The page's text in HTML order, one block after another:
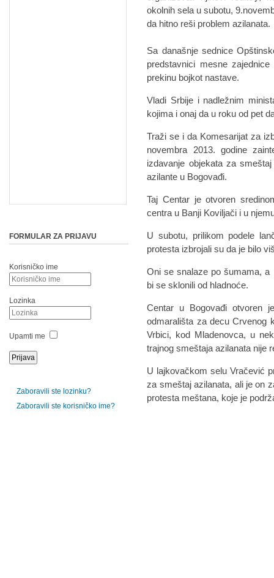
okolnih sela u subotu,
da hitno reši problem azilanata.
Sa današnje sednice
predstavnici mesne
prekinu bojkot nastave.
Vladi Srbije i nadležnim
kojima i onaj da u roku od pet
Traži se i da Komesarijat za
novembra 2013. godine
izdavanje objekata za
azilante u Bogovađi.
Taj Centar je otvoren
centra u Banji Koviljači i u
U subotu, prilikom podele
protesta izbrojali su da je bilo
Oni se snalaze po šumama, a
bi se sklonili od hladnoće.
Centar u Bogovađi otvoren
odmarališta za decu Crvenog
Vrbici, kod Mladenovca, u
trajnog smeštaja azilanata nije
U lajkovačkom selu Vračević
za smeštaj azilanata, ali je on
protesta meštana, koje je
FORMULAR ZA PRIJAVU
Korisničko ime
Lozinka
Upamti me
Zaboravili ste lozinku?
Zaboravili ste korisničko ime?